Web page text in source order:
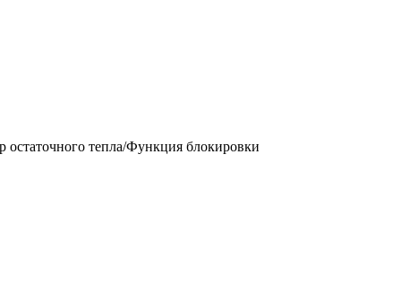
тепла/Функция блокировки